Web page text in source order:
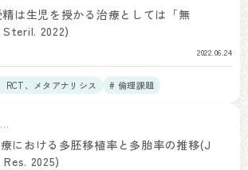
は生児を授かる治療としては「無
2022)
2022.06.24
RCT、メタアナリシス # 倫理課題
における多胚移植率と多胎率の推移(J
2025)